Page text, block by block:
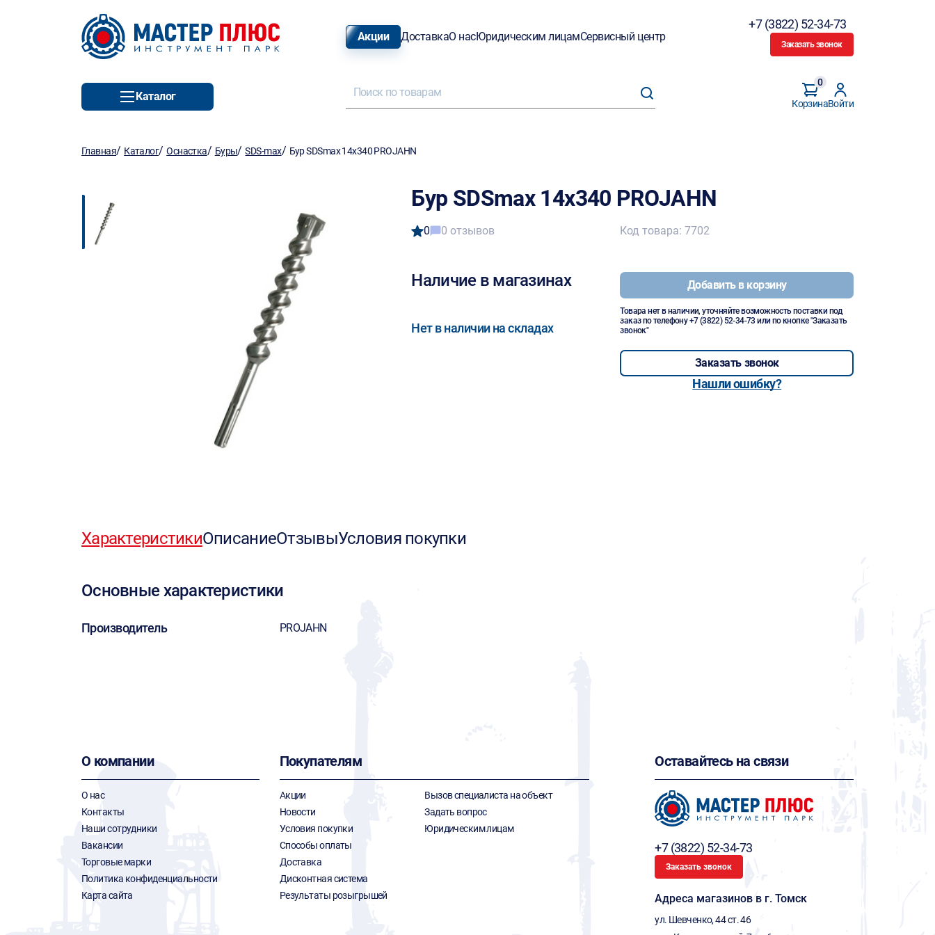
Акции ДоставкаО насЮридическим лицамСервисный центр
+7 (3822) 52-34-73
Заказать звонок
Каталог
Корзина
0
Войти
Главная/ Каталог/Оснастка/ Буры/SDS-max/ Бур SDSmax 14х340 PROJAHN
Бур SDSmax 14х340 PROJAHN
0 0 отзывов
Наличие в магазинах
Нет в наличии на складах
Код товара: 7702
Добавить в корзину
Товара нет в наличии, уточняйте возможность поставки под
заказ по телефону+7 (3822) 52-34-73 или по кнопке "Заказать
звонок"
Заказать звонок
Нашли ошибку?
ХарактеристикиОписаниеОтзывыУсловия покупки
Основные характеристики
Производитель PROJAHN
О компании
О нас
Контакты
Наши сотрудники
Вакансии
Торговые марки
Политика конфиденциальности
Карта сайта
Покупателям
Акции
Новости
Условия покупки
Способы оплаты
Доставка
Дисконтная система
Результаты розыгрышей
Вызов специалиста на объект
Задать вопрос
Юридическим лицам
Оставайтесь на связи
+7 (3822) 52-34-73
Заказать звонок
Адреса магазинов в г. Томск
ул. Шевченко, 44 ст. 46